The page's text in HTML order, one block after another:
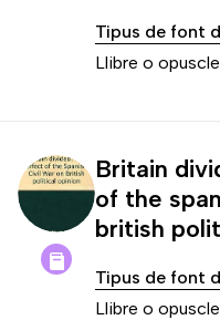
Tipus de font
Llibre o opuscle
Britain
of the
british
Tipus de font
Llibre o opuscle